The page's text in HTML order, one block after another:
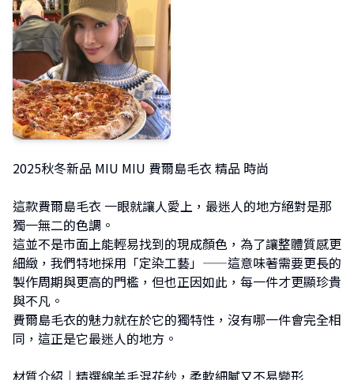
2025秋冬新品 MIU MIU 費爾島毛衣 精品 時尚
這款費爾島毛衣 一眼就讓人愛上，最迷人的地方絕對是那
獨一無二的色調。
這並不是市面上能輕易找到的現成顏色，為了讓整體質感更
細緻，我們特地採用「定染工藝」——這意味著需要更長的
製作周期與更高的門檻，但也正因如此，每一件才更顯珍貴
與不凡。
費爾島毛衣的魅力就在於它的獨特性，沒有哪一件會完全相
同，這正是它最迷人的地方。
材質介紹｜精選綿羊毛混花紗，柔軟細膩又不易變形